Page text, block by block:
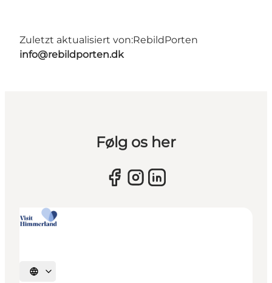
Zuletzt aktualisiert von:RebildPorten
info@rebildporten.dk
Følg os her
Sprache auswählen